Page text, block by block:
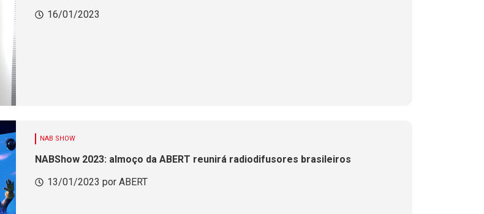
16/01/2023
NAB SHOW
NABShow 2023: almoço da ABERT reunirá radiodifusores brasileiros
13/01/2023 por ABERT